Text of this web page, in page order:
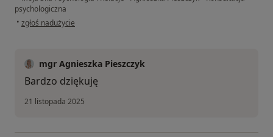
psychologiczna
• w opinii użytkownika A
zgłoś nadużycie
mgr Agnieszka Pieszczyk
Bardzo dziękuję
21 listopada 2025